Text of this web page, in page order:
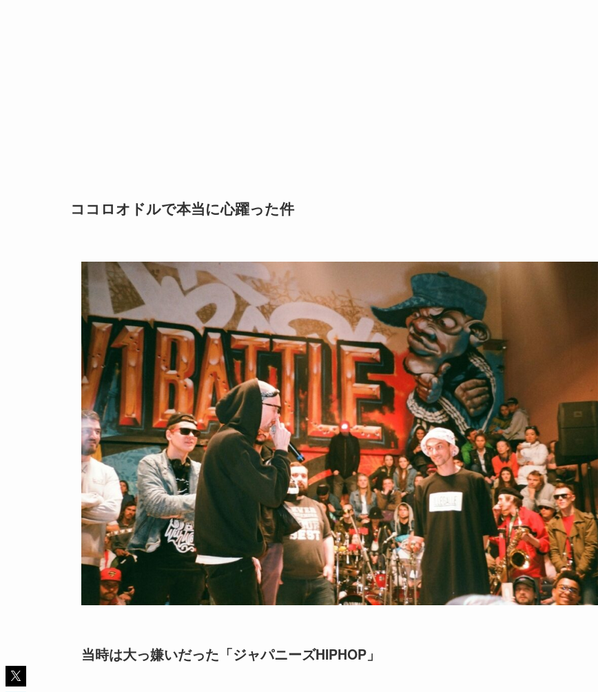
ココロオドルで本当に心躍った件
当時は大っ嫌いだった「ジャパニーズHIPHOP」